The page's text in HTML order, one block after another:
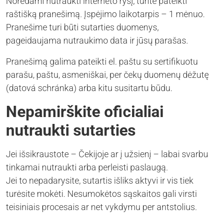
raštišką pranešimą. Įspėjimo laikotarpis – 1 mėnuo.
Pranešime turi būti sutarties duomenys,
pageidaujama nutraukimo data ir jūsų parašas.
Pranešimą galima pateikti el. paštu su sertifikuotu
parašu, paštu, asmeniškai, per čekų duomenų dėžutę
(datová schránka) arba kitu susitartu būdu.
Nepamirškite oficialiai
nutraukti sutarties
Jei išsikraustote – Čekijoje ar į užsienį – labai svarbu
tinkamai nutraukti arba perleisti paslaugą.
Jei to nepadarysite, sutartis išliks aktyvi ir vis tiek
turėsite mokėti. Nesumokėtos sąskaitos gali virsti
teisiniais procesais ar net vykdymu per antstolius.